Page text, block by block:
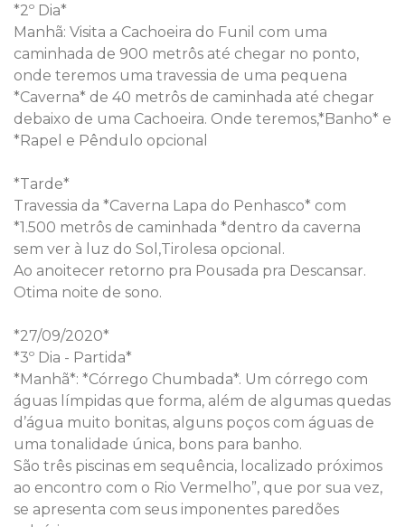
*2º Dia*
Manhã: Visita a Cachoeira do Funil com uma
caminhada de 900 metrôs até chegar no ponto,
onde teremos uma travessia de uma pequena
*Caverna* de 40 metrôs de caminhada até chegar
debaixo de uma Cachoeira. Onde teremos,*Banho* e
*Rapel e Pêndulo opcional
*Tarde*
Travessia da *Caverna Lapa do Penhasco* com
*1.500 metrôs de caminhada *dentro da caverna
sem ver à luz do Sol,Tirolesa opcional.
Ao anoitecer retorno pra Pousada pra Descansar.
Otima noite de sono.
*27/09/2020*
*3º Dia - Partida*
*Manhã*: *Córrego Chumbada*. Um córrego com
águas límpidas que forma, além de algumas quedas
d’água muito bonitas, alguns poços com águas de
uma tonalidade única, bons para banho.
São três piscinas em sequência, localizado próximos
ao encontro com o Rio Vermelho”, que por sua vez,
se apresenta com seus imponentes paredões